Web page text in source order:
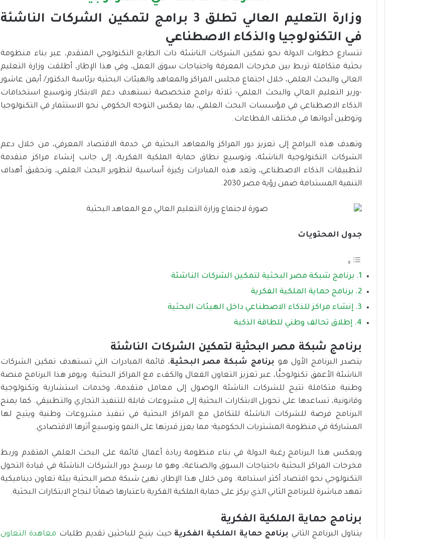
و ر
د ك
ة
ب
ر
ب
ر
ي
ع
ة
وزارة التعليم العالي تطلق 3 برامج لتمكين الشركات الناشئة
في التكنولوجيا والذكاء الاصطناعي
تتسارع خطوات الدولة نحو تمكين الشركات الناشئة ذات الطابع التكنولوجي المتقدم، عبر بناء منظومة
بحثية متكاملة تربط بين مخرجات المعرفة واحتياجات سوق العمل، وفي هذا الإطار، أطلقت وزارة التعليم
العالي والبحث العلمي، خلال اجتماع مجلس المراكز والمعاهد والهيئات البحثية برئاسة الدكتور/ أيمن عاشور
-وزير التعليم العالي والبحث العلمي- ثلاثة برامج متخصصة تستهدف دعم الابتكار وتوسيع استخدامات
الذكاء الاصطناعي في مؤسسات البحث العلمي، بما يعكس التوجه الحكومي نحو الاستثمار في التكنولوجيا
وتوطين أدواتها في مختلف القطاعات.
وتهدف هذه البرامج إلى تعزيز دور المراكز والمعاهد البحثية في خدمة الاقتصاد المعرفي، من خلال دعم
الشركات التكنولوجية الناشئة، وتوسيع نطاق حماية الملكية الفكرية، إلى جانب إنشاء مراكز متقدمة
لتطبيقات الذكاء الاصطناعي، وتعد هذه المبادرات ركيزة أساسية لتطوير البحث العلمي، وتحقيق أهداف
التنمية المستدامة ضمن رؤية مصر 2030.
جدول المحتويات
برنامج شبكة مصر البحثية لتمكين الشركات الناشئة
برنامج حماية الملكية الفكرية
إنشاء مراكز للذكاء الاصطناعي داخل الهيئات البحثية
إطلاق تحالف وطني للطاقة الذكية
برنامج شبكة مصر البحثية لتمكين الشركات الناشئة
يتصدر البرنامج الأول هو برنامج شبكة مصر البحثية، قائمة المبادرات التي تستهدف تمكين الشركات
الناشئة الأعمق تكنولوجيًّا، عبر تعزيز التعاون الفعال والكفء مع المراكز البحثية. ويوفر هذا البرنامج منصة
وطنية متكاملة تتيح للشركات الناشئة الوصول إلى معامل متقدمة، وخدمات استشارية وتكنولوجية
وقانونية، تساعدها على تحويل الابتكارات البحثية إلى مشروعات قابلة للتنفيذ التجاري والتطبيقي. كما يمنح
البرنامج فرصة للشركات الناشئة للتكامل مع المراكز البحثية في تنفيذ مشروعات وطنية ويتيح لها
المشاركة في منظومة المشتريات الحكومية؛ مما يعزز قدرتها على النمو وتوسيع أثرها الاقتصادي.
ويعكس هذا البرنامج رغبة الدولة في بناء منظومة ريادة أعمال قائمة على البحث العلمي المتقدم وربط
مخرجات المراكز البحثية باحتياجات السوق والصناعة، وهو ما يرسخ دور الشركات الناشئة في قيادة التحول
التكنولوجي نحو اقتصاد أكثر استدامة. ومن خلال هذا الإطار، تهيئ شبكة مصر البحثية بيئة تعاون ديناميكية
تمهد مباشرة للبرنامج الثاني الذي يركز على حماية الملكية الفكرية باعتبارها ضمانًا لنجاح الابتكارات البحثية.
برنامج حماية الملكية الفكرية
يتناول البرنامج الثاني برنامج حماية الملكية الفكرية حيث يتيح للباحثين تقديم طلبات معاهدة التعاون